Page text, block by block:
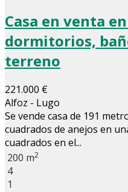
Casa en venta
dormitorios,
terreno
221.000 €
Alfoz - Lugo
Se vende casa de 191
cuadrados de anejos en
cuadrados en el...
200 m2
4
1